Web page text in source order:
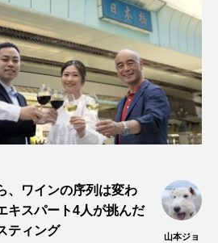
、ワインの序列は変わ
キスパート4人が挑んだ
ティング
山本ジョ